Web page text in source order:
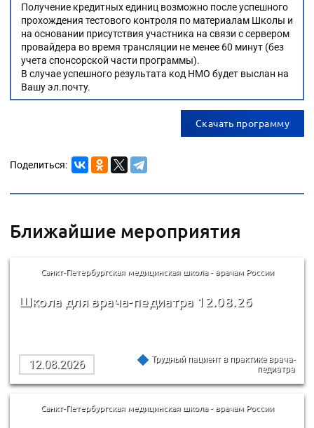
Получение кредитных единиц возможно после успешного
прохождения тестового контроля по материалам Школы и
на основании присутствия участника на связи с сервером
провайдера во время трансляции не менее 60 минут (без
учета спонсорской части программы).
В случае успешного результата код НМО будет выслан на
Вашу эл.почту.
Скачать программу
Поделиться:
Ближайшие мероприятия
Санкт-Петербургская медицинская школа - врачам России
Школа для врача-педиатра 12.08.26
12.08.2026
Трудный пациент в практике врача-
педиатра
Санкт-Петербургская медицинская школа - врачам России